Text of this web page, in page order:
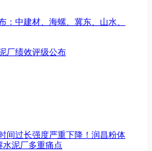
：中建材、海螺、冀东、山水、
厂绩效评级公布
间过长强度严重下降！润昌粉体
泥厂多重痛点